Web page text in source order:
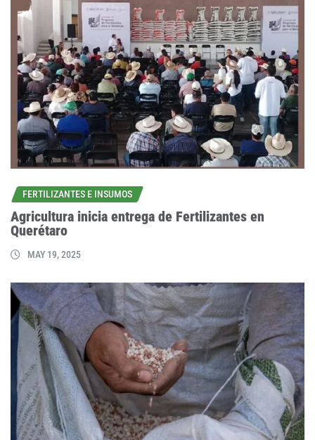
FERTILIZANTES E INSUMOS
Agricultura inicia entrega de Fertilizantes en
Querétaro
MAY 19, 2025